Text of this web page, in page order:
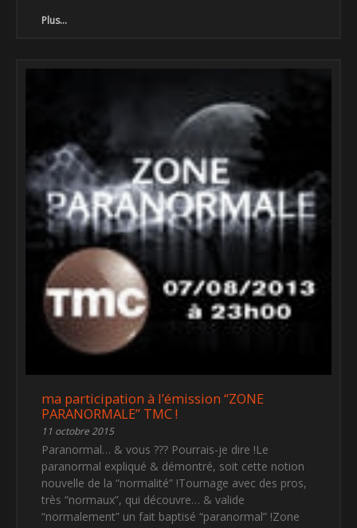
Plus...
ma participation à l’émission “ZONE
PARANORMALE” TMC !
11 octobre 2015
Paranormal… & vous ??? Pourrais-je dire !Le
paranormal expliqué & démontré, soit cette notion
nouvelle de la “normalité” !Tournage avec des pros,
très “normaux”, qui découvre… & valide
“normalement” un fait baptisé “paranormal” !Zone